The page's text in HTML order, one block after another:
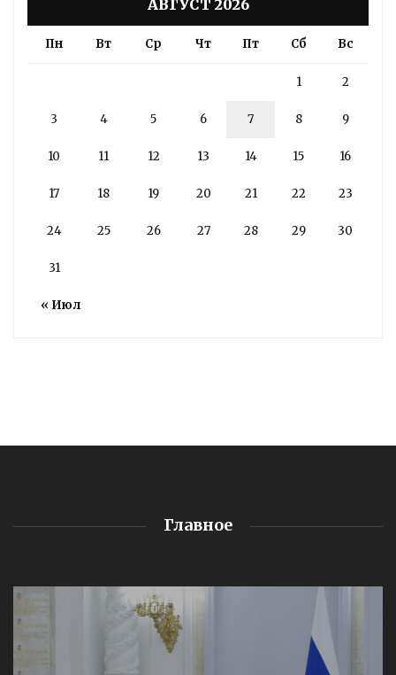
АВГУСТ 2026
Пн Вт Ср Чт Пт Сб Вс
« Июл
1 2
3 4 5 6 7 8 9
10 11 12 13 14 15 16
17 18 19 20 21 22 23
24 25 26 27 28 29 30
31
Главное